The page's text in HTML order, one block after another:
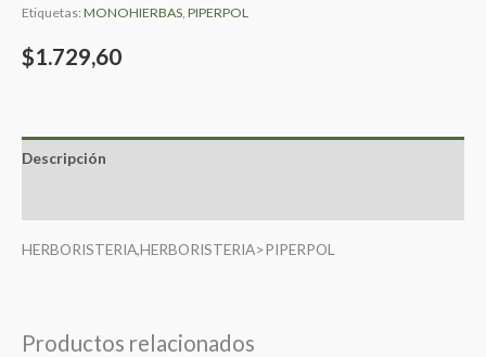
Etiquetas: MONOHIERBAS, PIPERPOL
$1.729,60
Descripción
HERBORISTERIA,HERBORISTERIA>PIPERPOL
Productos relacionados